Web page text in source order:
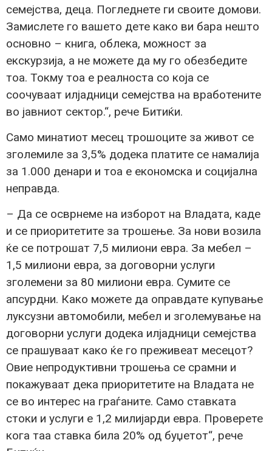
семејства, деца. Погледнете ги своите домови.
Замислете го вашето дете како ви бара нешто
основно – книга, облека, можност за
екскурзија, а не можете да му го обезбедите
тоа. Токму тоа е реалноста со која се
соочуваат илјадници семејства на вработените
во јавниот сектор.“, рече Битиќи.
Само минатиот месец трошоците за живот се
зголемиле за 3,5% додека платите се намалија
за 1.000 денари и тоа е економска и социјална
неправда.
– Да се осврнеме на изборот на Владата, каде
и се приоритетите за трошење. За нови возила
ќе се потрошат 7,5 милиони евра. За мебел –
1,5 милиони евра, за договорни услуги
зголемени за 80 милиони евра. Сумите се
апсурдни. Како можете да оправдате купување
луксузни автомобили, мебел и зголемување на
договорни услуги додека илјадници семејства
се прашуваат како ќе го преживеат месецот?
Овие непродуктивни трошења се срамни и
покажуваат дека приоритетите на Владата не
се во интерес на граѓаните. Само ставката
стоки и услуги е 1,2 милијарди евра. Проверете
кога таа ставка била 20% од буџетот“, рече